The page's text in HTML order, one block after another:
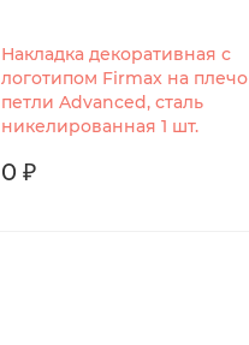
Накладка декоративная с
логотипом Firmax на плечо
петли Advanced, сталь
никелированная 1 шт.
0 ₽